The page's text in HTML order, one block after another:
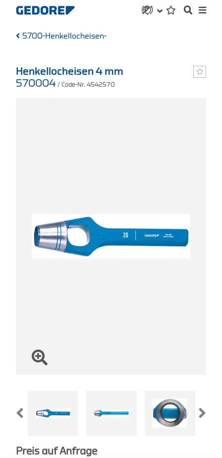
5700-Henkellocheisen-
Henkellocheisen 4 mm
570004 / Code-Nr. 4542570
Preis auf Anfrage